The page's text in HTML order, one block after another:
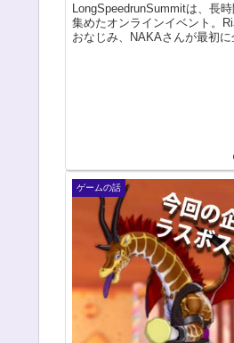
LongSpeedrunSummitは、長
集めたオンラインイベント。
おなじみ、NAKAさんが最初に
ゲームの話